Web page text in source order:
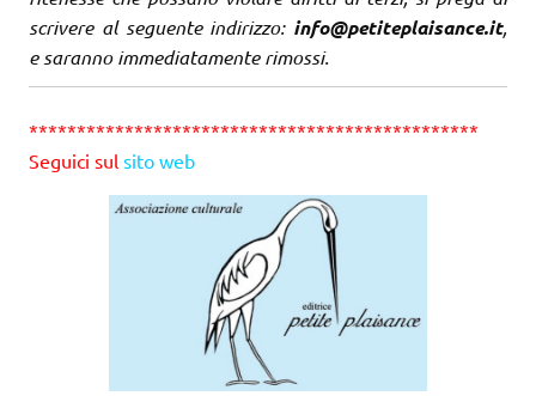
scrivere al seguente indirizzo: info@petiteplaisance.it,
e saranno immediatamente rimossi.
***********************************************
Seguici sul sito web